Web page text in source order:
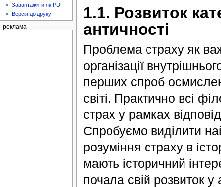
1.1. Розвиток
античності
Проблема страху як
організації
перших спроб
світі. Практично всі
страх у рамках
Спробуємо виділити
розуміння страху в
мають історичний
почала свій розвиток у
Завантажити як PDF
Версія до друку
реклама